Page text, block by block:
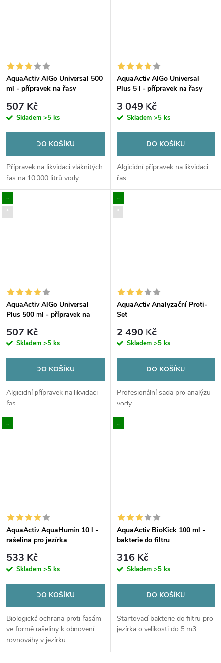
AquaActiv AlGo Universal 500
ml - přípravek na řasy
507 Kč
Skladem >5 ks
DO KOŠÍKU
Přípravek na likvidaci vláknitých
řas na 10.000 litrů vody
AquaActiv AlGo Universal
Plus 5 l - přípravek na řasy
3 049 Kč
Skladem >5 ks
DO KOŠÍKU
Algicidní přípravek na likvidaci
řas
..
*
AquaActiv AlGo Universal
Plus 500 ml - přípravek na
507 Kč
Skladem >5 ks
DO KOŠÍKU
Algicidní přípravek na likvidaci
řas
..
*
AquaActiv Analyzační Proti-
Set
2 490 Kč
Skladem >5 ks
DO KOŠÍKU
Profesionální sada pro analýzu
vody
..
AquaActiv AquaHumin 10 l -
rašelina pro jezírka
533 Kč
Skladem >5 ks
DO KOŠÍKU
Biologická ochrana proti řasám
ve formě rašeliny k obnovení
rovnováhy v jezírku
..
AquaActiv BioKick 100 ml -
bakterie do filtru
316 Kč
Skladem >5 ks
DO KOŠÍKU
Startovací bakterie do filtru pro
jezírka o velikosti do 5 m3